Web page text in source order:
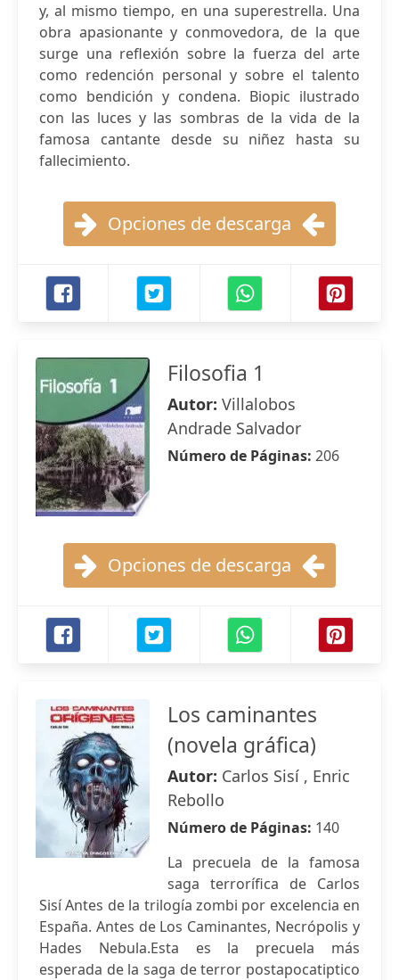
y, al mismo tiempo, en una superestrella. Una
obra apasionante y conmovedora, de la que
surge una reflexión sobre la fuerza del arte
como redención personal y sobre el talento
como bendición y condena. Biopic ilustrado
con las luces y las sombras de la vida de la
famosa cantante desde su niñez hasta su
fallecimiento.
Opciones de descarga
Filosofia 1
Autor: Villalobos
Andrade Salvador
Número de Páginas: 206
Opciones de descarga
Los caminantes
(novela gráfica)
Autor: Carlos Sisí , Enric
Rebollo
Número de Páginas: 140
La precuela de la famosa
saga terrorífica de Carlos
Sisí Antes de la trilogía zombi por excelencia en
España. Antes de Los Caminantes, Necrópolis y
Hades Nebula.Esta es la precuela más
esperada de la saga de terror postapocatiptico